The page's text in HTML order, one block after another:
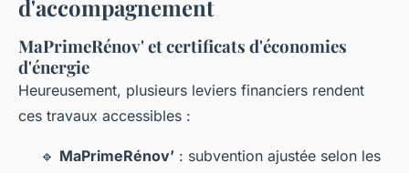
d'accompagnement
MaPrimeRénov' et certificats d'économies
d'énergie
Heureusement, plusieurs leviers financiers rendent
ces travaux accessibles :
🔹 MaPrimeRénov’ : subvention ajustée selon les